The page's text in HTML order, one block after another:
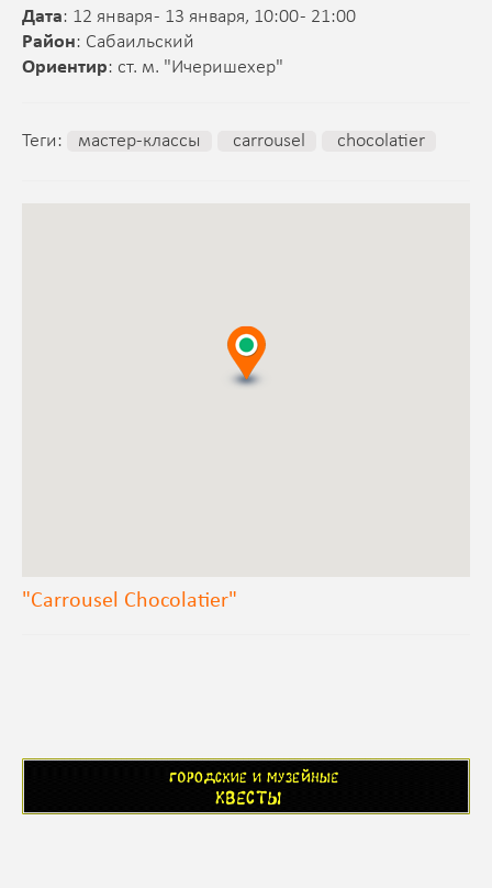
Дата: 12 января - 13 января, 10:00 - 21:00
Район: Сабаильский
Ориентир: ст. м. "Ичеришехер"
Теги: мастер-классы carrousel chocolatier
"Carrousel Chocolatier"